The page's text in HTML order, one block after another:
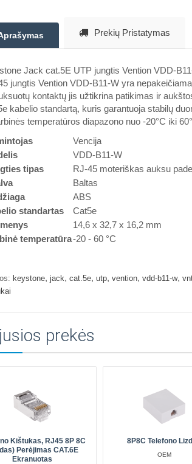
Prekių Pristatymas
Jack cat.5E UTP jungtis Vention VDD-
jungtis Vention VDD-B11-W yra
kontaktų jis užtikrina patikimas ir
kabelio standartą, kuris garantuoja stabilų
temperatūros diapazono nuo -20°C iki
Vencija
VDD-B11-W
tipas
RJ-45 moteriškas auksu
Baltas
ABS
standartas
Cat5e
14,6 x 32,7 x 16,2 mm
temperatūra-20 - 60 °C
keystone, jack, cat.5e, utp, vention, vdd-b11-w,
prekės
Kištukas, RJ45 8P 8C
Perėjimas CAT.6E
Ekranuotas
8P8C Telefono
OEM